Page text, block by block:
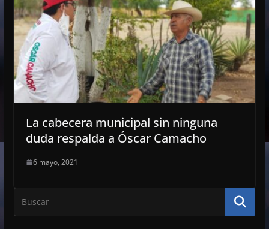
La cabecera municipal sin ninguna
duda respalda a Óscar Camacho
6 mayo, 2021